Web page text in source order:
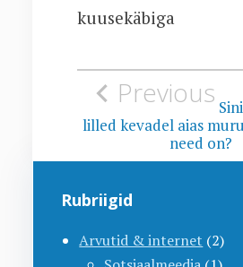
kuusekäbiga
Previous
lilled kevadel aias
need on?
Rubriigid
Arvutid & internet (2)